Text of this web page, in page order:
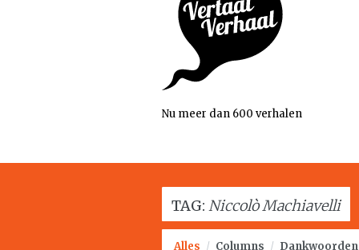
Nu meer dan 600 verhalen
TAG: Niccolò Machiavelli
Alles / Columns / Dankwoorden